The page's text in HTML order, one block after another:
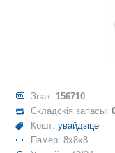
Знак: 156710
Складскія запасы:
Кошт:увайдзіце
Памер: 8x8x8